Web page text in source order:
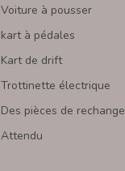
Voiture à pousser
kart à pédales
Kart de drift
Trottinette électrique
Des pièces de rechange
Attendu